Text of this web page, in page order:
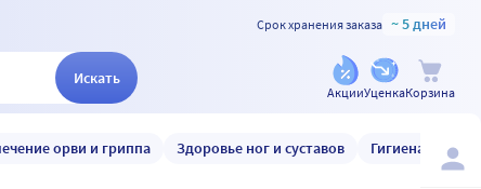
Срок хранения заказа ~ 5 дней
Искать
АкцииУценкаКорзина
орви и гриппа Здоровье ног и суставов Гигиена и уход